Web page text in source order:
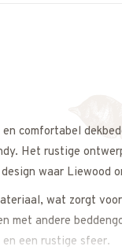
comfortabel
Het rustige
waar Liewood
wat zorgt
met andere
een rustige sfeer.